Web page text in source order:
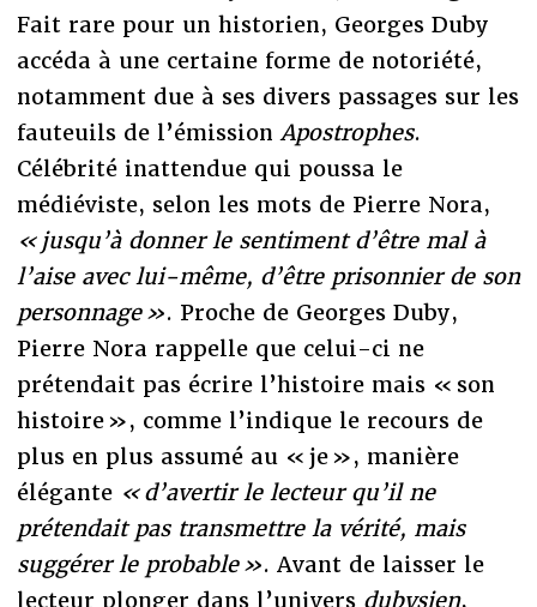
Fait rare pour un historien, Georges Duby
accéda à une certaine forme de notoriété,
notamment due à ses divers passages sur les
fauteuils de l’émissionApostrophes.
Célébrité inattendue qui poussa le
médiéviste, selon les mots de Pierre Nora,
« jusqu’à donner le sentiment d’être mal à
l’aise avec lui-même, d’être prisonnier de son
personnage ». Proche de Georges Duby,
Pierre Nora rappelle que celui-ci ne
prétendait pas écrire l’histoire mais « son
histoire », comme l’indique le recours de
plus en plus assumé au « je », manière
élégante « d’avertir le lecteur qu’il ne
prétendait pas transmettre la vérité, mais
suggérer le probable ». Avant de laisser le
lecteur plonger dans l’univers dubysien,